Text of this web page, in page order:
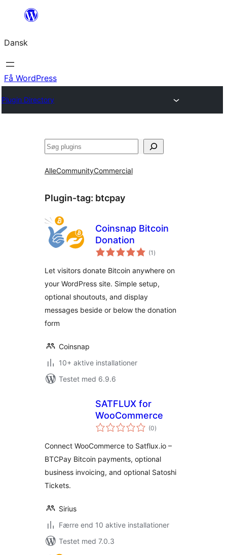
Spring
indhold
Dansk
Få WordPress
Plugin Directory
Søg
AlleCommunityCommercial
Plugin-tag: btcpay
Coinsnap Bitcoin
Donation
(1 totale
bedømmelser
)
Let visitors donate Bitcoin anywhere on
your WordPress site. Simple setup,
optional shoutouts, and display
messages beside or below the donation
form
Coinsnap
10+ aktive installationer
Testet med 6.9.6
SATFLUX for
WooCommerce
(0totale
bedømmelser
)
Connect WooCommerce to Satflux.io –
BTCPay Bitcoin payments, optional
business invoicing, and optional Satoshi
Tickets.
Sirius
Færre end 10 aktive installationer
Testet med 7.0.3